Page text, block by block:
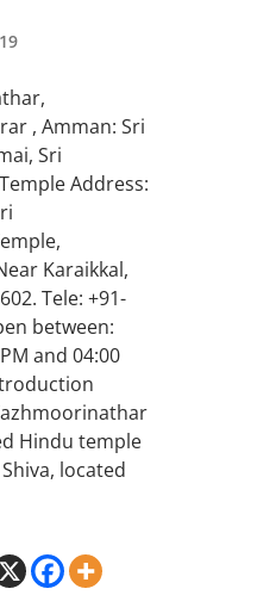
, Amman: Sri
Sri
Address:
Karaikkal,
Tele: +91-
between:
and 04:00
Hindu temple
located